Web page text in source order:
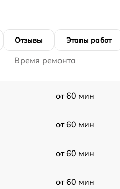
Отзывы Этапы работ
Время ремонта
от 60 мин
от 60 мин
от 60 мин
от 60 мин